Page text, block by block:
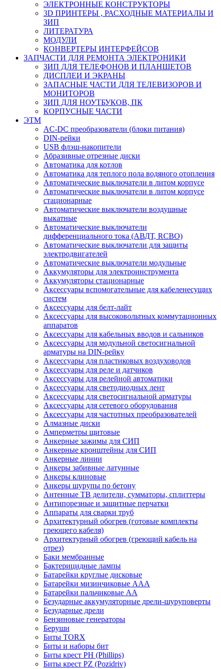
ЭЛЕКТРОННЫЕ КОНСТРУКТОРЫ
3D ПРИНТЕРЫ , РАСХОДНЫЕ МАТЕРИАЛЫ И
ЗИП
ЛИТЕРАТУРА
МОДУЛИ
КОНВЕРТЕРЫ ИНТЕРФЕЙСОВ
ЗАПЧАСТИ ДЛЯ РЕМОНТА ЭЛЕКТРОНИКИ
ЗИП ДЛЯ ТЕЛЕФОНОВ И ПЛАНШЕТОВ
ДИСПЛЕИ И ЭКРАНЫ
ЗАПАСНЫЕ ЧАСТИ ДЛЯ ТЕЛЕВИЗОРОВ И
МОНИТОРОВ
ЗИП ДЛЯ НОУТБУКОВ, ПК
КОРПУСНЫЕ ЧАСТИ
ЭТМ
AC-DC преобразователи (блоки питания)
DIN-рейки
USB флэш-накопители
Абразивные отрезные диски
Автоматика для котлов
Автоматика для теплого пола водяного отопления
Автоматические выключатели в литом корпусе
Автоматические выключатели в литом корпусе
стационарные
Автоматические выключатели воздушные
выкатные
Автоматические выключатели
дифференциального тока (АВДТ, RCBO)
Автоматические выключатели для защиты
электродвигателей
Автоматические выключатели модульные
Аккумуляторы для электроинструмента
Аккумуляторы стационарные
Аксессуары вспомогательные для кабеленесущих
систем
Аксессуары для белт-лайт
Аксессуары для высоковольтных коммутационных
аппаратов
Аксессуары для кабельных вводов и сальников
Аксессуары для модульной светосигнальной
арматуры на DIN-рейку
Аксессуары для пластиковых воздуховодов
Аксессуары для реле и датчиков
Аксессуары для релейной автоматики
Аксессуары для светодиодных лент
Аксессуары для светосигнальной арматуры
Аксессуары для сетевого оборудования
Аксессуары для частотных преобразователей
Алмазные диски
Амперметры щитовые
Анкерные зажимы для СИП
Анкерные кронштейны для СИП
Анкерные линии
Анкеры забивные латунные
Анкеры клиновые
Анкеры шурупы по бетону
Антенные ТВ делители, сумматоры, сплиттеры
Антипорезные и защитные перчатки
Аппараты для сварки труб
Архитектурный обогрев (готовые комплекты
греющего кабеля)
Архитектурный обогрев (греющий кабель на
отрез)
Баки мембранные
Бактерицидные лампы
Батарейки круглые дисковые
Батарейки мизинчиковые ААА
Батарейки пальчиковые АА
Безударные аккумуляторные дрели-шуруповерты
Безударные дрели
Бензиновые генераторы
Беруши
Биты TORX
Биты и наборы бит
Биты крест PH (Phillips)
Биты крест PZ (Pozidriv)